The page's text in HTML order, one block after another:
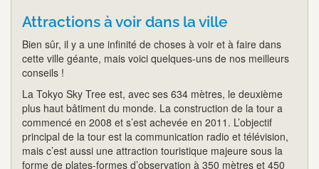
Attractions à voir dans la ville
Bien sûr, il y a une infinité de choses à voir et à faire dans
cette ville géante, mais voici quelques-uns de nos meilleurs
conseils !
La Tokyo Sky Tree est, avec ses 634 mètres, le deuxième
plus haut bâtiment du monde. La construction de la tour a
commencé en 2008 et s’est achevée en 2011. L’objectif
principal de la tour est la communication radio et télévision,
mais c’est aussi une attraction touristique majeure sous la
forme de plates-formes d’observation à 350 mètres et 450